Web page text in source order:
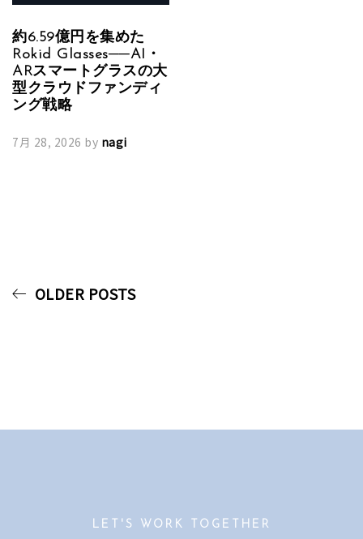
約6.59億円を集めた
Rokid Glasses──AI・
ARスマートグラスの大
型クラウドファンディ
ング戦略
7月 28, 2026 by nagi
OLDER POSTS
LET'S WORK TOGETHER